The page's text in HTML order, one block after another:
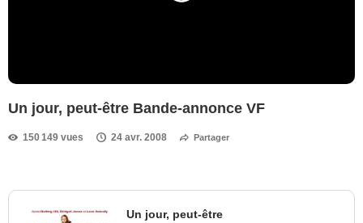
Un jour, peut-être Bande-annonce VF
150 149 vues 24 avr. 2008 Partager
Un jour, peut-être